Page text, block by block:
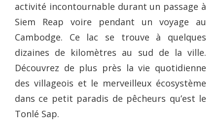
activité incontournable durant un passage à
Siem Reap voire pendant un voyage au
Cambodge. Ce lac se trouve à quelques
dizaines de kilomètres au sud de la ville.
Découvrez de plus près la vie quotidienne
des villageois et le merveilleux écosystème
dans ce petit paradis de pêcheurs qu’est le
Tonlé Sap.